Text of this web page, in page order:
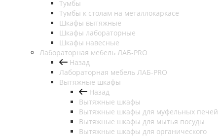
Тумбы
Тумбы к столам на металлокаркасе
Шкафы вытяжные
Шкафы лабораторные
Шкафы навесные
Лабораторная мебель ЛАБ-PRO
Назад
Лабораторная мебель ЛАБ-PRO
Вытяжные шкафы
Назад
Вытяжные шкафы
Вытяжные шкафы для муфельных печей
Вытяжные шкафы для мытья посуды
Вытяжные шкафы для органического